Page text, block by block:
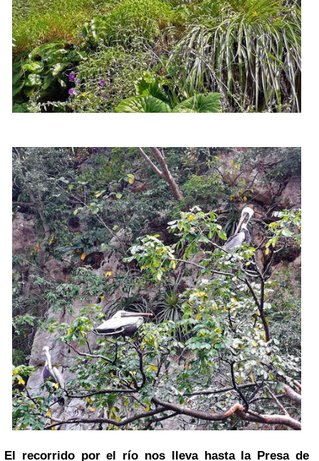
El recorrido por el río nos lleva hasta la Presa de